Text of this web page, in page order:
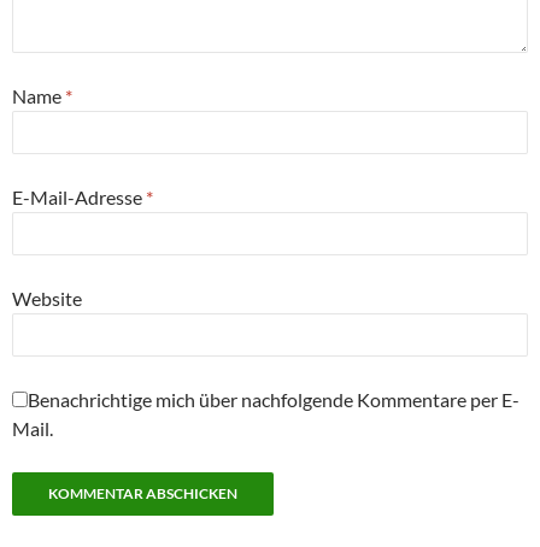
Name *
E-Mail-Adresse *
Website
Benachrichtige mich über nachfolgende Kommentare per E-
Mail.